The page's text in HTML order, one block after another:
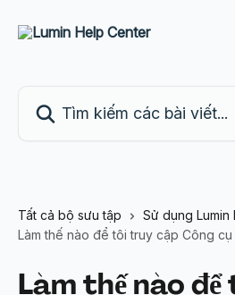
Tất cả bộ sưu tập Sử dụng Lumin
Làm thế nào để tôi truy cập Công cụ
Làm thế nào